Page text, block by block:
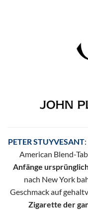
PETER STUYVESANT
American Blend-
Anfänge
nach New York
Geschmack auf
Zigarette der